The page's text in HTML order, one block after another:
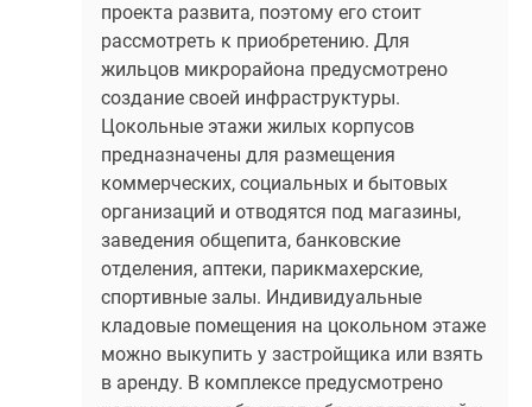
проекта развита, поэтому его стоит
рассмотреть к приобретению. Для
жильцов микрорайона предусмотрено
создание своей инфраструктуры.
Цокольные этажи жилых корпусов
предназначены для размещения
коммерческих, социальных и бытовых
организаций и отводятся под магазины,
заведения общепита, банковские
отделения, аптеки, парикмахерские,
спортивные залы. Индивидуальные
кладовые помещения на цокольном этаже
можно выкупить у застройщика или взять
в аренду. В комплексе предусмотрено